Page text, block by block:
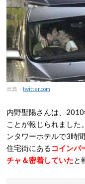
出典： twitter.com
内野聖陽さんは、
ことが報じられました
ンタワーホテルで3時
住宅街にある コインパ
チャ＆密着していたと